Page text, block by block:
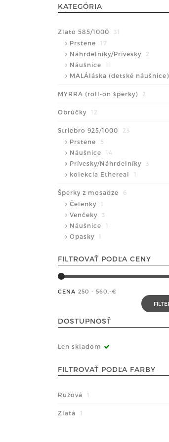
KATEGÓRIA
Zlato 585/1000
31
Prstene
17
Náhrdelníky/Prívesky
2
Náušnice
11
MALÁláska (detské náušnice)
MYRRA (roll-on šperky) 2
Obrúčky 12
Striebro 925/1000
23
Prstene
5
Náušnice
14
Prívesky/Náhrdelníky
3
kolekcia Ethereal
1
Šperky z mosadze
6
Čelenky
1
Venčeky
3
Náušnice
1
Opasky
1
FILTROVAŤ PODĽA CENY
CENA 250 - 560 ,-€
DOSTUPNOSŤ
Len skladom
FILTROVAŤ PODĽA FARBY
Ružová 1
Zlatá 1